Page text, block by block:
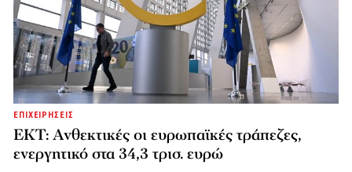
ΕΠΙΧΕΙΡΗΣΕΙΣ
ΕΚΤ: Ανθεκτικές οι ευρωπαϊκές τράπεζες,
ενεργητικό στα 34,3 τρισ. ευρώ